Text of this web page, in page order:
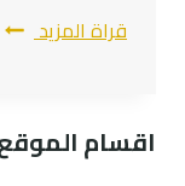
قراة المزيدافضل
اقسام